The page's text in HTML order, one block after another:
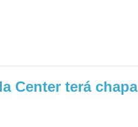
Center terá chapa